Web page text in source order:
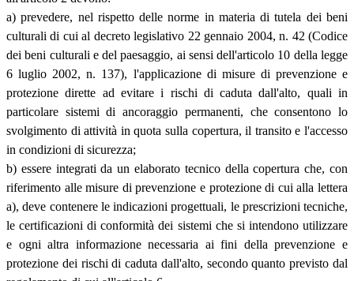
a) prevedere, nel rispetto delle norme in materia di tutela dei beni
culturali di cui al decreto legislativo 22 gennaio 2004, n. 42 (Codice
dei beni culturali e del paesaggio, ai sensi dell'articolo 10 della legge
6 luglio 2002, n. 137), l'applicazione di misure di prevenzione e
protezione dirette ad evitare i rischi di caduta dall'alto, quali in
particolare sistemi di ancoraggio permanenti, che consentono lo
svolgimento di attività in quota sulla copertura, il transito e l'accesso
in condizioni di sicurezza;
b) essere integrati da un elaborato tecnico della copertura che, con
riferimento alle misure di prevenzione e protezione di cui alla lettera
a), deve contenere le indicazioni progettuali, le prescrizioni tecniche,
le certificazioni di conformità dei sistemi che si intendono utilizzare
e ogni altra informazione necessaria ai fini della prevenzione e
protezione dei rischi di caduta dall'alto, secondo quanto previsto dal